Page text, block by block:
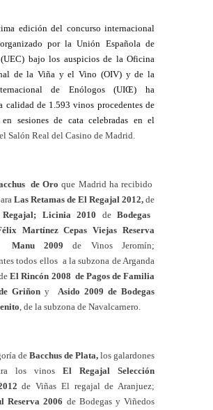
edición del concurso internacional
por la Unión Española de
(UEC) bajo los auspicios de la Oficina
de la Viña y el Vino (OIV) y de la
de Enólogos (UIŒ) ha
calidad de 1.593 vinos procedentes de
sesiones de cata celebradas en el
el Salón Real del Casino de Madrid.
de Oroque Madrid ha recibido
Las Retamas de El Regajal 2012, de
Licinia 2010 deBodegas
Martínez Cepas Viejas Reserva
Manu 2009 de Vinos Jeromín;
todos ellos a la subzona de Arganda
El Rincón 2008 de Pagos de Familia
Griñon y Asido 2009 de Bodegas
, de la subzona de Navalcarnero.
deBacchus de Plata, los galardones
los vinos El Regajal Selección
de Viñas El regajal de Aranjuez;
Reserva 2006 de Bodegas y Viñedos